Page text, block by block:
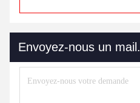
Envoyez-nous un mail.